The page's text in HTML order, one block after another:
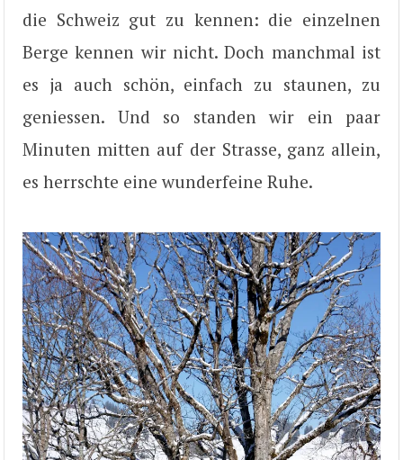
die Schweiz gut zu kennen: die einzelnen
Berge kennen wir nicht. Doch manchmal ist
es ja auch schön, einfach zu staunen, zu
geniessen. Und so standen wir ein paar
Minuten mitten auf der Strasse, ganz allein,
es herrschte eine wunderfeine Ruhe.